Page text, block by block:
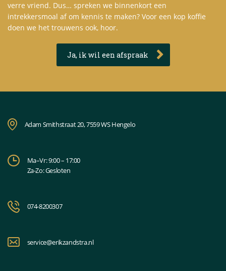
verre vriend. Dus… spreken we binnenkort een
intrekkersmoal af om kennis te maken? Voor een kop koffie
doen we het trouwens ook, hoor.
Ja, ik wil een afspraak
Adam Smithstraat 20, 7559 WS Hengelo
Ma–Vr: 9:00 – 17:00
Za-Zo: Gesloten
074-8200307
service@erikzandstra.nl